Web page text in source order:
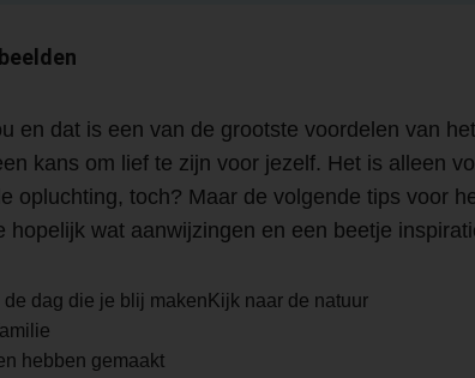
en dat is een van de grootste voordelen van
kans om lief te zijn voor jezelf. Het is alleen
opluchting, toch? Maar de volgende tips voor
hopelijk wat aanwijzingen en een beetje
dag die je blij makenKijk naar de natuur
hebben gemaakt